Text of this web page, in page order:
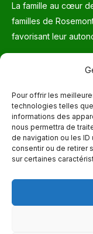
Pour offrir les
technologies telles
informations des
nous permettra de
de navigation ou les
consentir ou de retirer
sur certaines
La famille au cœur
familles de
favorisant leur
Courriel
Trouvez nous sur :
6651, boul. Saint-